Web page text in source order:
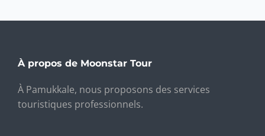
À propos de Moonstar Tour
À Pamukkale, nous proposons des services
touristiques professionnels.